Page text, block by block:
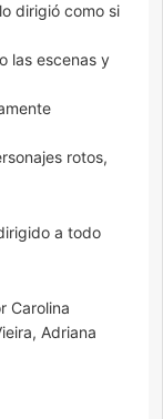
dirigió como si
las escenas y
rotos,
a todo
Carolina
Adriana